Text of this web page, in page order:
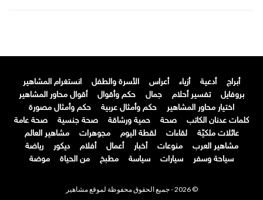
أبراج أدعية أزياء أعراس الأسرة والطفل
انستغرام المشاهير
بروفايل
تفسير أحلام جمال حكم وأقوال
أقوال محاور المشاهير
اختيار محاور المشاهير
حكم وأمثال عربية
حكم وأمثال مصورة
كلمات عدنان الكاتب
صحة حمية ورشاقة صحة جنسية
صحة عامة
عائلات ملكيّة
لقاءات لقطة اليوم مجوهرات
مشاهير العالم
مشاهير العرب
منوعات أخبار أعمال أفلام ديكور
رياضة
سياحة وسفر
سيارات سياسة مطبخ من الحياة موضة
© 2026 - جميع الحقوق محفوظة لموقع مشاهير